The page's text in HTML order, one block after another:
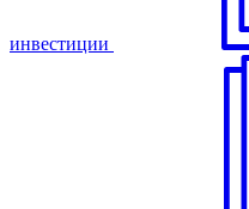
инвестиции